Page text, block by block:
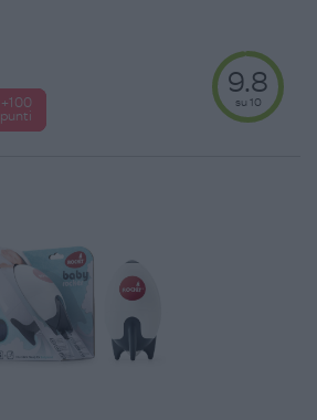
+100
punti
9.8
su 10